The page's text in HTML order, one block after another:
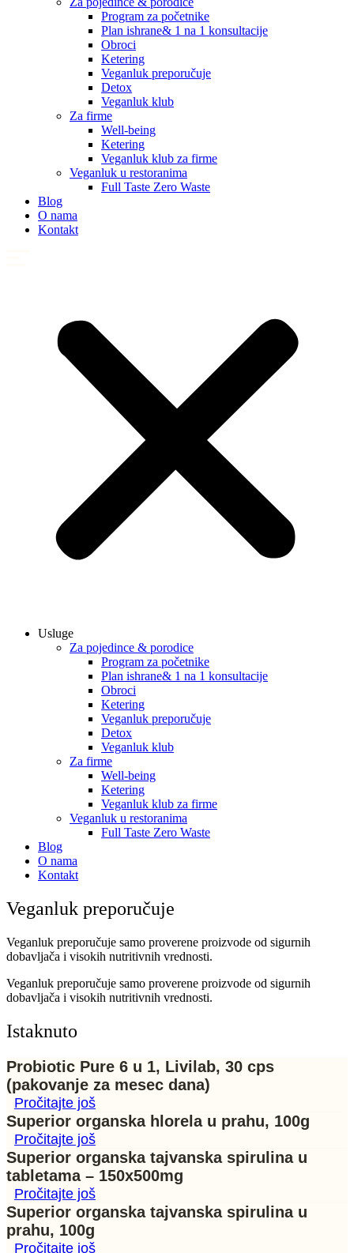
Program za početnike
Plan ishrane& 1 na 1 konsultacije
Obroci
Ketering
Veganluk preporučuje
Detox
Veganluk klub
Za firme
Well-being
Ketering
Veganluk klub za firme
Veganluk u restoranima
Full Taste Zero Waste
Blog
O nama
Kontakt
Usluge
Za pojedince & porodice
Program za početnike
Plan ishrane& 1 na 1 konsultacije
Obroci
Ketering
Veganluk preporučuje
Detox
Veganluk klub
Za firme
Well-being
Ketering
Veganluk klub za firme
Veganluk u restoranima
Full Taste Zero Waste
Blog
O nama
Kontakt
Veganluk preporučuje
Veganluk preporučuje samo proverene proizvode od sigurnih
dobavljača i visokih nutritivnih vrednosti.
Veganluk preporučuje samo proverene proizvode od sigurnih
dobavljača i visokih nutritivnih vrednosti.
Istaknuto
Probiotic Pure 6 u 1, Livilab, 30 cps
(pakovanje za mesec dana)
Pročitajte još
Superior organska hlorela u prahu, 100g
Pročitajte još
Superior organska tajvanska spirulina u
tabletama – 150x500mg
Pročitajte još
Superior organska tajvanska spirulina u
prahu, 100g
Pročitajte još